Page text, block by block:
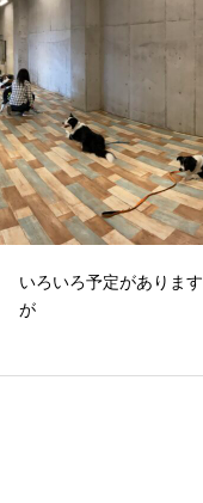
いろいろ予定があります
が